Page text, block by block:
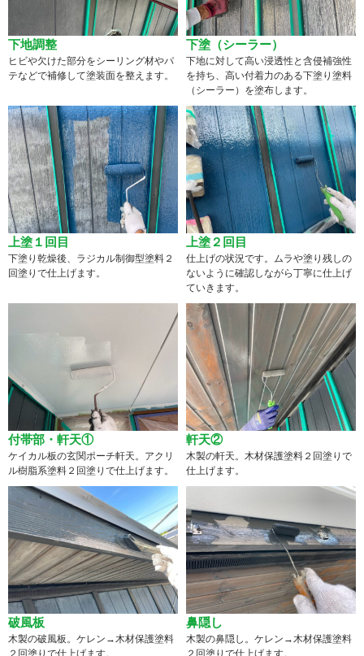
下地調整
ヒビや欠けた部分をシーリング材やパ
テなどで補修して塗装面を整えます。
下塗（シーラー）
下地に対して高い浸透性と含侵補強性
を持ち、高い付着力のある下塗り塗料
（シーラー）を塗布します。
上塗１回目
下塗り乾燥後、ラジカル制御型塗料２
回塗りで仕上げます。
上塗２回目
仕上げの状況です。ムラや塗り残しの
ないように確認しながら丁寧に仕上げ
ていきます。
付帯部・軒天①
ケイカル板の玄関ポーチ軒天。アクリ
ル樹脂系塗料２回塗りで仕上げます。
軒天②
木製の軒天。木材保護塗料２回塗りで
仕上げます。
破風板
木製の破風板。ケレン→木材保護塗料
２回塗りで仕上げます。
鼻隠し
木製の鼻隠し。ケレン→木材保護塗料
２回塗りで仕上げます。